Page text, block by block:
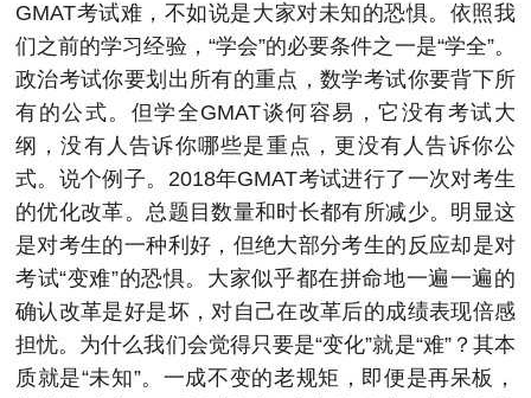
GMAT考试难，不如说是大家对未知的恐惧。依照我
们之前的学习经验，“学会”的必要条件之一是“学全”。
政治考试你要划出所有的重点，数学考试你要背下所
有的公式。但学全GMAT谈何容易，它没有考试大
纲，没有人告诉你哪些是重点，更没有人告诉你公
式。说个例子。2018年GMAT考试进行了一次对考生
的优化改革。总题目数量和时长都有所减少。明显这
是对考生的一种利好，但绝大部分考生的反应却是对
考试“变难”的恐惧。大家似乎都在拼命地一遍一遍的
确认改革是好是坏，对自己在改革后的成绩表现倍感
担忧。为什么我们会觉得只要是“变化”就是“难”？其本
质就是“未知”。一成不变的老规矩，即便是再呆板，